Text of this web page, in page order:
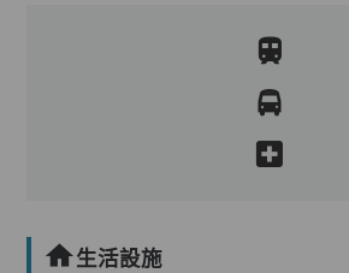
生活設施